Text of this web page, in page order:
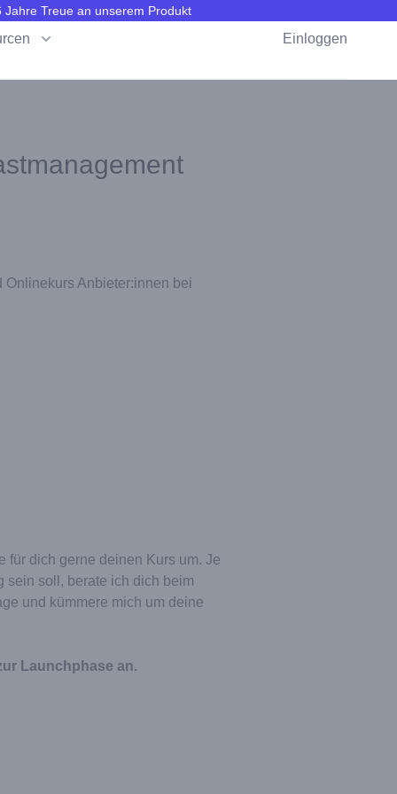
Treue an unserem Produkt
Einloggen
Anbieter:innen bei
für dich gerne deinen Kurs um. Je
sein soll, berate ich dich beim
und kümmere mich um deine
Launchphase an.